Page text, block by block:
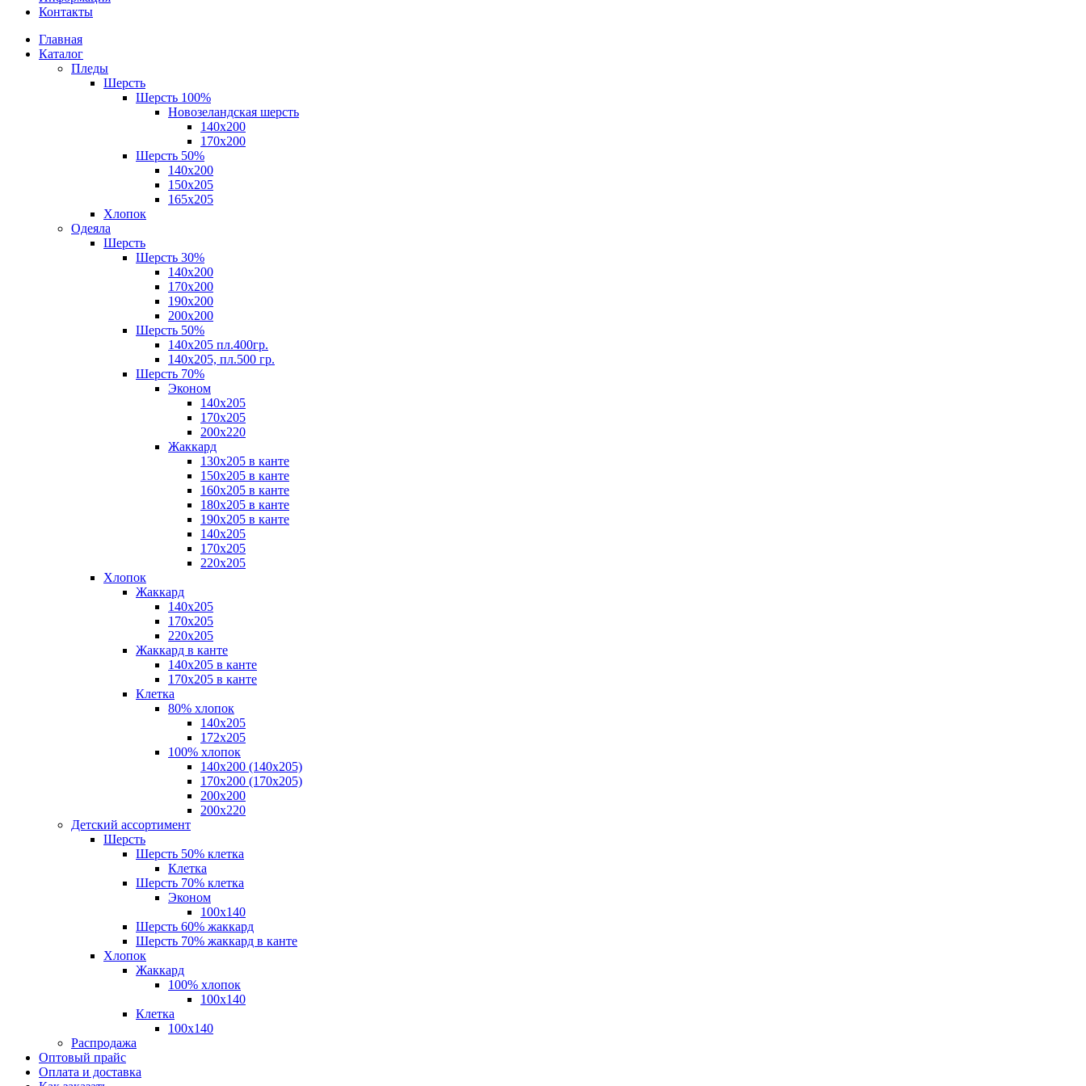
Контакты
Главная
Каталог
Пледы
Шерсть
Шерсть 100%
Новозеландская шерсть
140х200
170x200
Шерсть 50%
140x200
150х205
165х205
Хлопок
Одеяла
Шерсть
Шерсть 30%
140х200
170х200
190х200
200х200
Шерсть 50%
140х205 пл.400гр.
140х205, пл.500 гр.
Шерсть 70%
Эконом
140х205
170х205
200х220
Жаккард
130х205 в канте
150х205 в канте
160х205 в канте
180х205 в канте
190х205 в канте
140х205
170х205
220х205
Хлопок
Жаккард
140x205
170х205
220х205
Жаккард в канте
140х205 в канте
170х205 в канте
Клетка
80% хлопок
140x205
172х205
100% хлопок
140x200 (140х205)
170x200 (170х205)
200х200
200х220
Детский ассортимент
Шерсть
Шерсть 50% клетка
Клетка
Шерсть 70% клетка
Эконом
100x140
Шерсть 60% жаккард
Шерсть 70% жаккард в канте
Хлопок
Жаккард
100% хлопок
100x140
Клетка
100х140
Распродажа
Оптовый прайс
Оплата и доставка